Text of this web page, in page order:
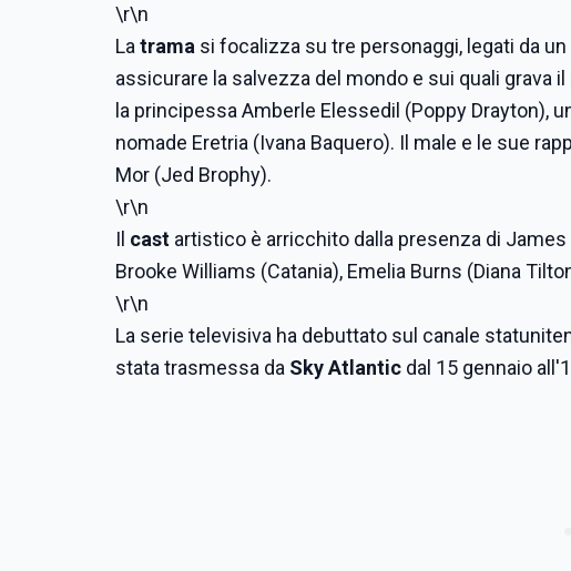
\r\n
La trama si focalizza su tre personaggi, legati da
assicurare la salvezza del mondo e sui quali grava
la principessa Amberle Elessedil (Poppy Drayton),
nomade Eretria (Ivana Baquero). Il male e le sue
Mor (Jed Brophy).
\r\n
Il cast artistico è arricchito dalla presenza di
Brooke Williams (Catania), Emelia Burns (Diana
\r\n
La serie televisiva ha debuttato sul canale
stata trasmessa da Sky Atlantic dal 15 gennaio